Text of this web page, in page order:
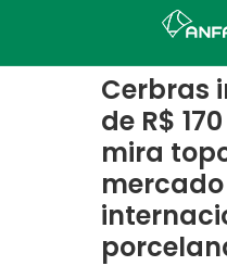
Cerbras
de R$
mira